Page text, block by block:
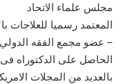
مجلس علماء الاتحاد
المعتمد رسميا للعلاجات
– عضو مجمع الفقه الدولي
الحاصل على الدكتوراه
بالعديد من المجلات